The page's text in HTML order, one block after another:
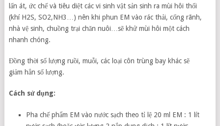
lấn át, ức chế và tiêu diệt các vi sinh vật sản sinh ra mùi hôi thối
(khí H2S, SO2,NH3…) nên khi phun EM vào rác thải, cống rãnh,
nhà vệ sinh, chuồng trại chăn nuôi…sẽ khử mùi hôi một cách
nhanh chóng.
Đồng thời số lượng ruồi, muỗi, các loại côn trùng bay khác sẽ
giảm hẳn số lượng.
Cách sử dụng:
Pha chế phẩm EM vào nước sạch theo tỉ lệ 20 ml EM : 1 lít